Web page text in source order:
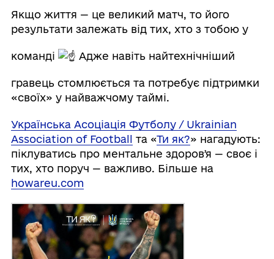
Якщо життя — це великий матч, то його
результати залежать від тих, хто з тобою у
команді Адже навіть найтехнічніший
гравець стомлюється та потребує підтримки
«своїх» у найважчому таймі.
Українська Асоціація Футболу / Ukrainian
Association of Football та «Ти як?» нагадують:
піклуватись про ментальне здоровʼя — своє і
тих, хто поруч — важливо. Більше на
howareu.com